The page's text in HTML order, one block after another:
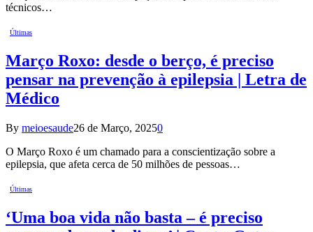
técnicos…
Últimas
Março Roxo: desde o berço, é preciso
pensar na prevenção à epilepsia | Letra de
Médico
By meioesaude26 de Março, 20250
O Março Roxo é um chamado para a conscientização sobre a
epilepsia, que afeta cerca de 50 milhões de pessoas…
Últimas
‘Uma boa vida não basta – é preciso